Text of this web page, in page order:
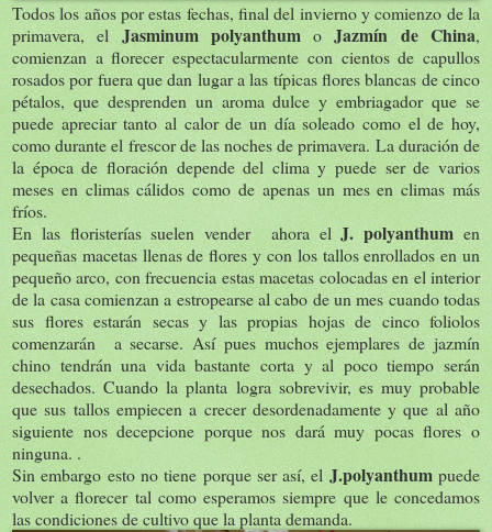
Todos los años por estas fechas, final del invierno y comienzo de la
primavera, el Jasminum polyanthumoJazmín de China,
comienzan a florecer espectacularmente con cientos de capullos
rosados por fuera que dan lugar a las típicas flores blancas de cinco
pétalos, que desprenden un aroma dulce y embriagador que se
puede apreciar tanto al calor de un día soleado como el de hoy,
como durante el frescor de las noches de primavera. La duración de
la época de floración depende del clima y puede ser de varios
meses en climas cálidos como de apenas un mes en climas más
fríos.
En las floristerías suelen vender ahora elJ. polyanthumen
pequeñas macetas llenas de flores y con los tallos enrollados en un
pequeño arco, con frecuencia estas macetas colocadas en el interior
de la casa comienzan a estropearse al cabo de un mes cuando todas
sus flores estarán secas y las propias hojas de cinco foliolos
comenzarán a secarse. Así pues muchos ejemplares de jazmín
chino tendrán una vida bastante corta y al poco tiempo serán
desechados. Cuando la planta logra sobrevivir, es muy probable
que sus tallos empiecen a crecer desordenadamente y que al año
siguiente nos decepcione porque nos dará muy pocas flores o
ninguna. .
Sin embargo esto no tiene porque ser así, el J.polyanthumpuede
volver a florecer tal como esperamos siempre que le concedamos
las condiciones de cultivo que la planta demanda.